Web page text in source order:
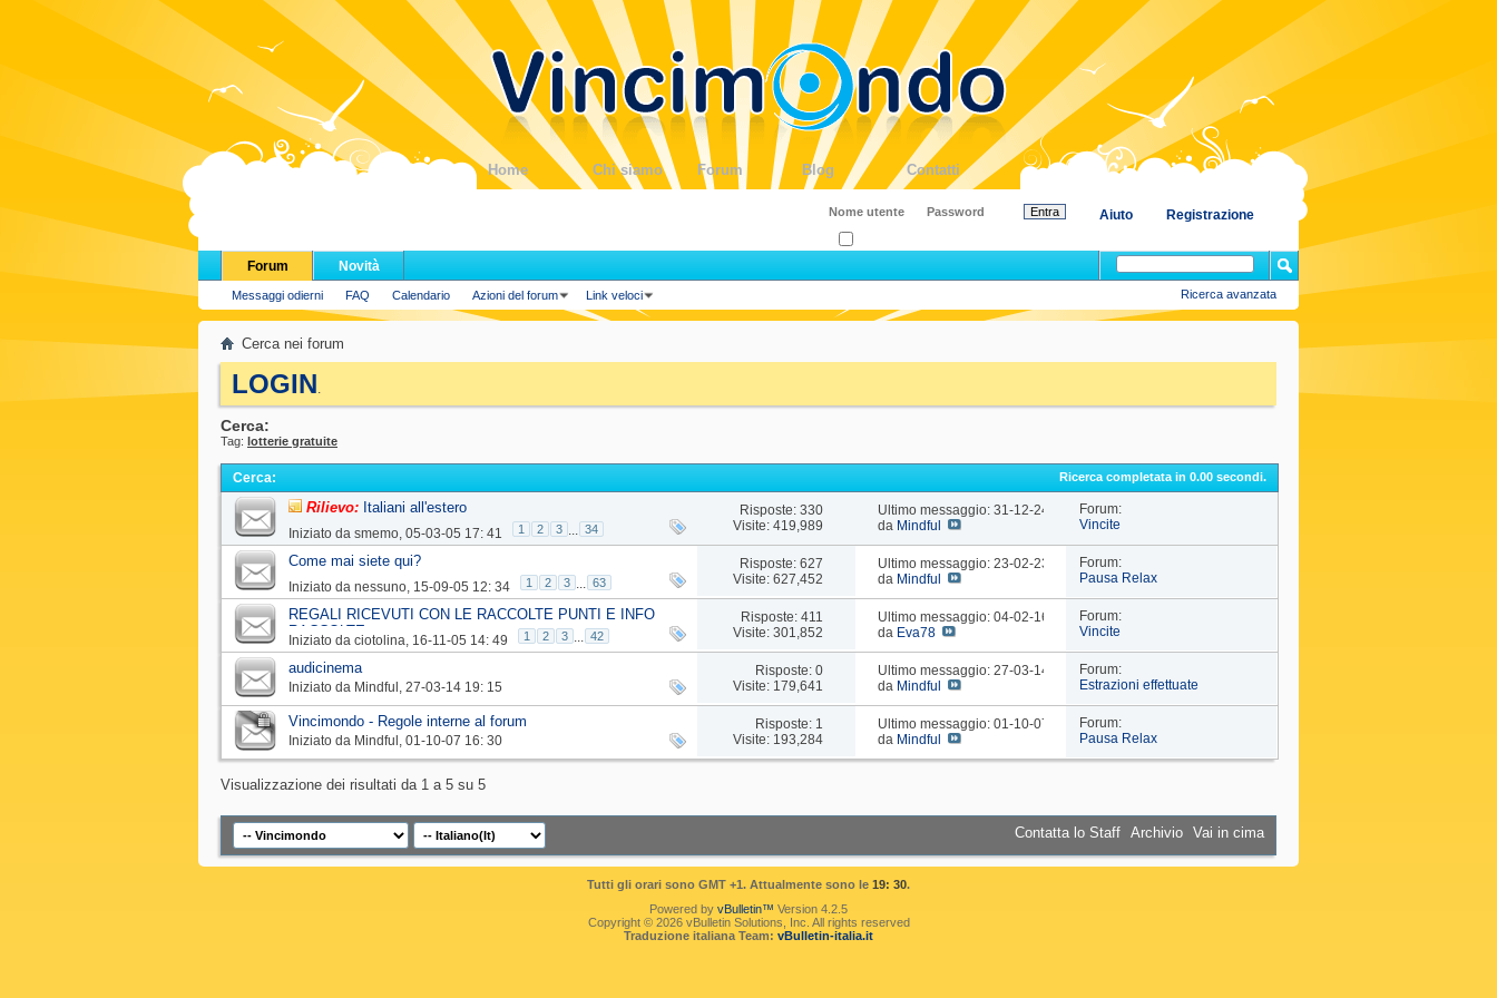
Home Chi siamo Forum Blog Contatti
Registrazione
Aiuto
Forum
Messaggi odierni FAQ Calendario Azioni del forum Link veloci
Novità
Ricerca avanzata
Cerca nei forum
LOGIN.
Cerca:
Tag: lotterie gratuite
Cerca: Ricerca completata in 0.00 secondi.
Rilievo: Italiani all'estero
Iniziato da smemo‎, 05-03-05 17: 41 1 2 3 ... 34
Risposte: 330
Visite: 419,989
Ultimo messaggio: 31-12-24
09: 44
da Mindful
Forum:
Vincite
Come mai siete qui?
Iniziato da nessuno‎, 15-09-05 12: 34 1 2 3 ... 63
Risposte: 627
Visite: 627,452
Ultimo messaggio: 23-02-23
10: 29
da Mindful
Forum:
Pausa Relax
REGALI RICEVUTI CON LE RACCOLTE PUNTI E INFO
RACCOLTE
Iniziato da ciotolina‎, 16-11-05 14: 49 1 2 3 ... 42
Risposte: 411
Visite: 301,852
Ultimo messaggio: 04-02-16
18: 37
da Eva78
Forum:
Vincite
audicinema
Iniziato da Mindful ‎, 27-03-14 19: 15
Risposte: 0
Visite: 179,641
Ultimo messaggio: 27-03-14
19: 15
da Mindful
Forum:
Estrazioni effettuate
Vincimondo - Regole interne al forum
Iniziato da Mindful ‎, 01-10-07 16: 30
Risposte: 1
Visite: 193,284
Ultimo messaggio: 01-10-07
16: 45
da Mindful
Forum:
Pausa Relax
Visualizzazione dei risultati da 1 a 5 su 5
Contatta lo Staff Archivio Vai in cima
Tutti gli orari sono GMT +1. Attualmente sono le 19: 30.
Powered by vBulletin™ Version 4.2.5
Copyright © 2026 vBulletin Solutions, Inc. All rights reserved
Traduzione italiana Team: vBulletin-italia.it